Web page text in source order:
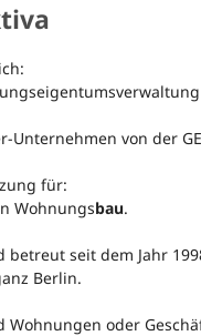
Unternehmen von der
für:
Wohnungsbau.
betreut seit dem Jahr
Berlin.
Wohnungen oder